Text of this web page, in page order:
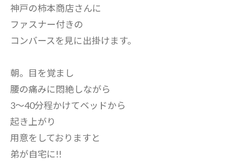
神戸の柿本商店さんに
ファスナー付きの
コンバースを見に出掛けます。
朝。目を覚まし
腰の痛みに悶絶しながら
3～40分程かけてベッドから
起き上がり
用意をしておりますと
弟が自宅に!!